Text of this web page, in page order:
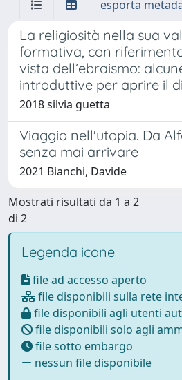
esporta
La religiosità nella sua
formativa, con
vista dell’ebraismo:
introduttive per aprire il
2018 silvia guetta
Viaggio nell'utopia. Da
senza mai arrivare
2021 Bianchi, Davide
Mostrati risultati da 1 a 2
di 2
Legenda icone
file ad accesso aperto
file disponibili sulla rete
file disponibili agli utenti
file disponibili solo agli
file sotto embargo
nessun file disponibile